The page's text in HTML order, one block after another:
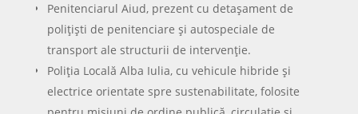
Crucea Roșie Română – Filiala Alba, cu ambulanțe
B1/B2 și detașament de voluntari implicați în
transport medical, sprijin umanitar și educație
pentru sănătate, în linia unei tradiții umanitare de
peste 147 de ani.